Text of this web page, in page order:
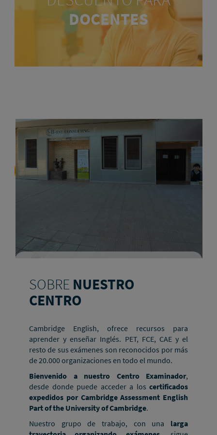
DOCENTES
SOBRE NUESTRO
CENTRO
Cambridge English, ofrece recursos para
aprender y enseñar Inglés. PET, FCE, CAE y el
resto de sus exámenes son reconocidos por más
de 20.000 organizaciones en todo el mundo.
Bienvenido a nuestro Centro Examinador,
desde donde puede acceder a los certificados
expedidos por Cambridge Assessment English
Part of the University of Cambridge.
Nuestro grupo de trabajo, con una larga